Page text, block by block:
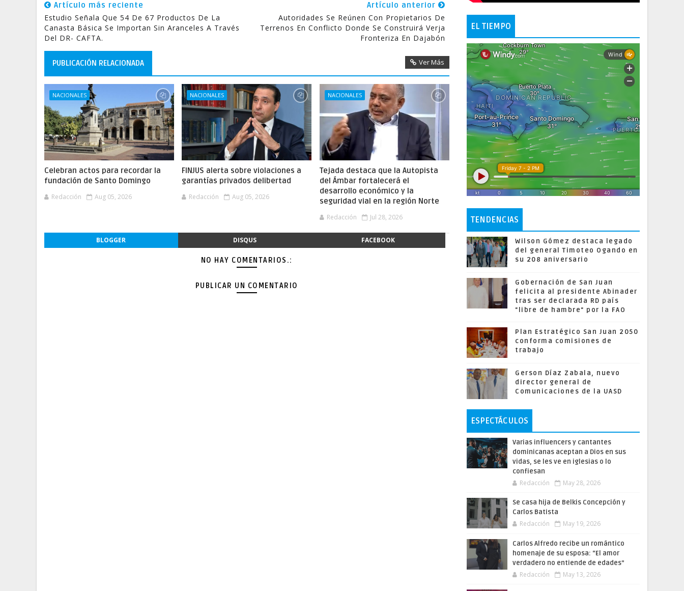
Artículo más reciente
Estudio Señala Que 54 De 67 Productos De La
Canasta Básica Se Importan Sin Aranceles A Través
Del DR- CAFTA.
Artículo anterior
Autoridades Se Reúnen Con Propietarios De
Terrenos En Conflicto Donde Se Construirá Verja
Fronteriza En Dajabón
PUBLICACIÓN RELACIONADA Ver Más
NACIONALES
Celebran actos para recordar la
fundación de Santo Domingo
Redacción Aug 05, 2026
NACIONALES
FINJUS alerta sobre violaciones a
garantías privados delibertad
Redacción Aug 05, 2026
NACIONALES
Tejada destaca que la Autopista
del Ámbar fortalecerá el
desarrollo económico y la
seguridad vial en la región Norte
Redacción Jul 28, 2026
BLOGGER DISQUS FACEBOOK
NO HAY COMENTARIOS.:
PUBLICAR UN COMENTARIO
EL TIEMPO
TENDENCIAS
Wilson Gómez destaca legado
del general Timoteo Ogando en
su 208 aniversario
Gobernación de San Juan
felicita al presidente Abinader
tras ser declarada RD país
"libre de hambre" por la FAO
Plan Estratégico San Juan 2050
conforma comisiones de
trabajo
Gerson Díaz Zabala, nuevo
director general de
Comunicaciones de la UASD
ESPECTÁCULOS
Varias influencers y cantantes
dominicanas aceptan a Dios en sus
vidas, se les ve en iglesias o lo
confiesan
Redacción May 28, 2026
Se casa hija de Belkis Concepción y
Carlos Batista
Redacción May 19, 2026
Carlos Alfredo recibe un romántico
homenaje de su esposa: “El amor
verdadero no entiende de edades”
Redacción May 13, 2026